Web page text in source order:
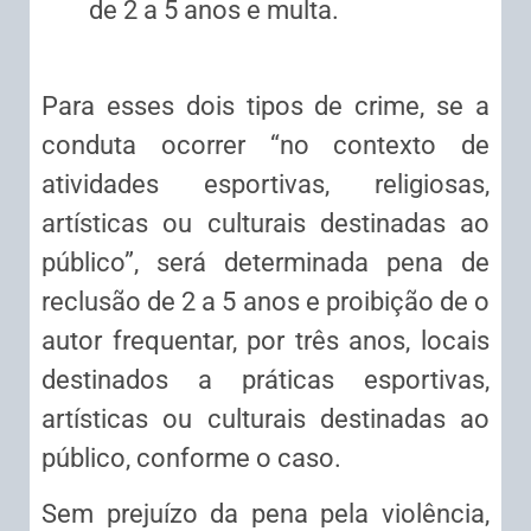
de 2 a 5 anos e multa.
Para esses dois tipos de crime, se a
conduta ocorrer “no contexto de
atividades esportivas, religiosas,
artísticas ou culturais destinadas ao
público”, será determinada pena de
reclusão de 2 a 5 anos e proibição de o
autor frequentar, por três anos, locais
destinados a práticas esportivas,
artísticas ou culturais destinadas ao
público, conforme o caso.
Sem prejuízo da pena pela violência,